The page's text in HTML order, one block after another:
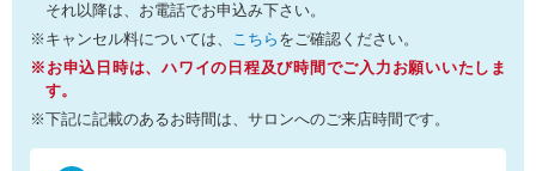
それ以降は、お電話でお申込み下さい。
※キャンセル料については、 こちら をご確認ください。
※お申込日時は、ハワイの日程及び時間でご入力お願いいたしま
す。
※下記に記載のあるお時間は、サロンへのご来店時間です。